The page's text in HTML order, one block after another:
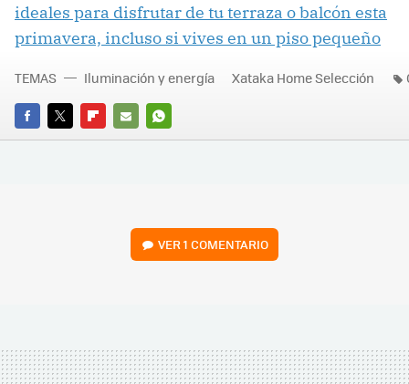
ideales para disfrutar de tu terraza o balcón esta
primavera, incluso si vives en un piso pequeño
FACEBOOK
TWITTERFLIPBOARD
E-
WHATSAPP
TEMAS Iluminación y energía Xataka Home Selección
VER1 COMENTARIO